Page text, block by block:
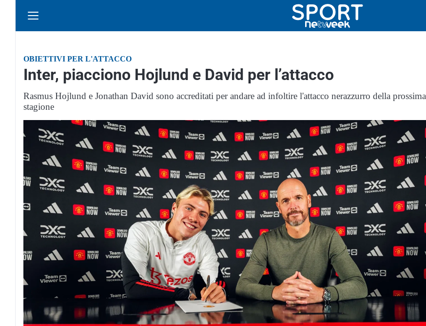
OBIETTIVI PER L'ATTACCO
Inter, piacciono Hojlund e David per l’attacco
Rasmus Hojlund e Jonathan David sono accreditati per andare ad infoltire l'attacco nerazzurro della prossima
stagione